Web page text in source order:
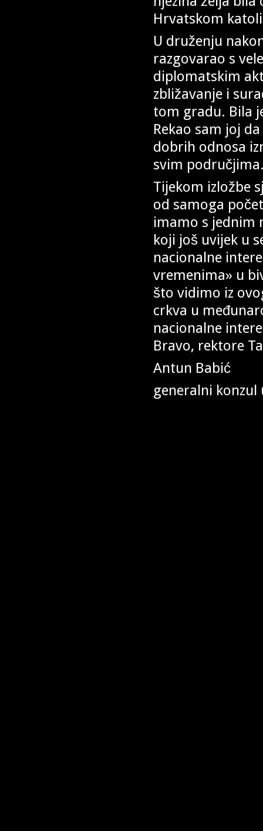
Hrvatskom
U druženju
razgovarao s
diplomatskim
zbližavanje i
tom gradu. Bila
Rekao sam joj
dobrih odnosa
svim
Tijekom izložbe
od samoga
imamo s jednim
koji još uvijek u
nacionalne
vremenima» u
što vidimo iz
crkva u
nacionalne
Bravo, rektore
Antun Babić
generalni